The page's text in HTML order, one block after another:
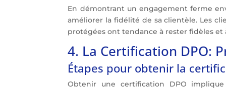
En démontrant un engagement ferme
améliorer la fidélité de sa clientèle. Les
protégées ont tendance à rester fidèles et
4. La Certification DPO:
Étapes pour obtenir la
Obtenir une certification DPO